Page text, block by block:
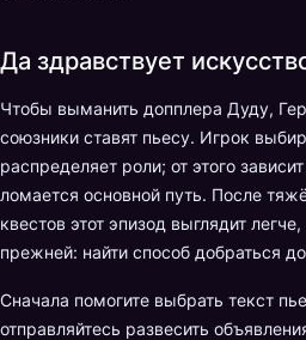
Да здравствует
Чтобы выманить допплера Дуду,
союзники ставят пьесу. Игрок
распределяет роли; от этого
ломается основной путь. После
квестов этот эпизод выглядит
прежней: найти способ добраться
Сначала помогите выбрать текст
отправляйтесь развесить